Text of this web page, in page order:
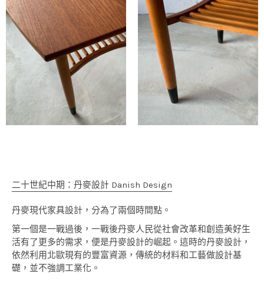
二十世紀中期：丹麥設計 Danish Design
丹麥現代家具設計，分為了兩個時間點。
第一個是一戰過後，一戰後丹麥人民從社會改革和創造美好生
活有了更多的需求，便是丹麥設計的崛起。這時的丹麥設計，
依然利用北歐現有的豐富資源，傳統的材料和工藝做設計基
礎，並不強調工業化。